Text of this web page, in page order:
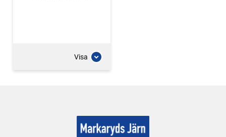
Visa